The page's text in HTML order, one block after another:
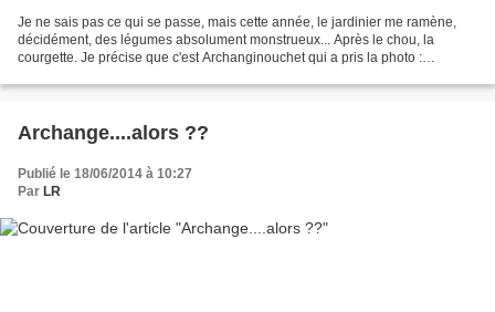
Je ne sais pas ce qui se passe, mais cette année, le jardinier me ramène,
décidément, des légumes absolument monstrueux... Après le chou, la
courgette. Je précise que c'est Archanginouchet qui a pris la photo :
Archange....alors ??
Publié le 18/06/2014 à 10:27
Par LR